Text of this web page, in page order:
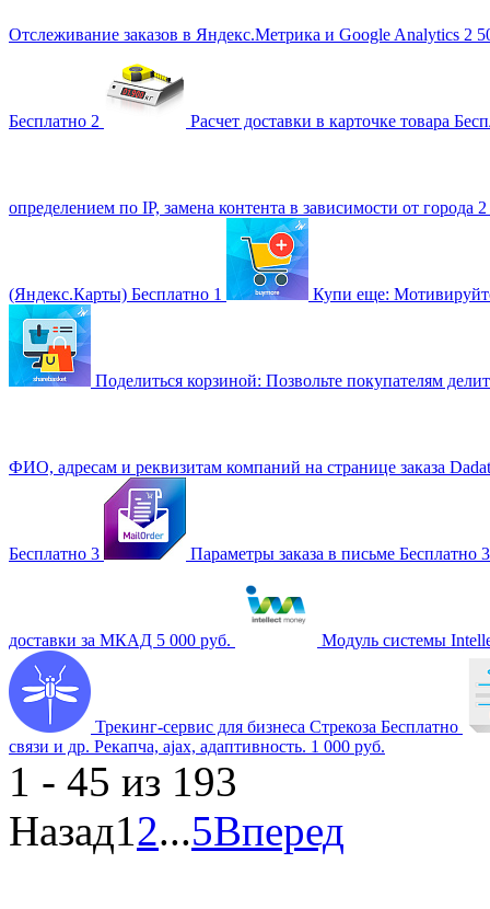
Отслеживание заказов в Яндекс.Метрика и Google Analytics 2
Бесплатно 2 Расчет доставки в карточке товара
определением по IP, замена контента в зависимости от города
(Яндекс.Карты) Бесплатно 1 Купи еще:
Поделиться корзиной: Позвольте покупателям
ФИО, адресам и реквизитам компаний на странице заказа
Бесплатно 3 Параметры заказа в письме Бесплатно
доставки за МКАД 5 000 руб. Модуль системы
Трекинг-сервис для бизнеса Стрекоза Бесплатно
связи и др. Рекапча, ajax, адаптивность. 1 000 руб.
1 - 45 из 193
Назад12...5Вперед